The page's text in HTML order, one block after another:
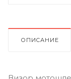
ОПИСАНИЕ